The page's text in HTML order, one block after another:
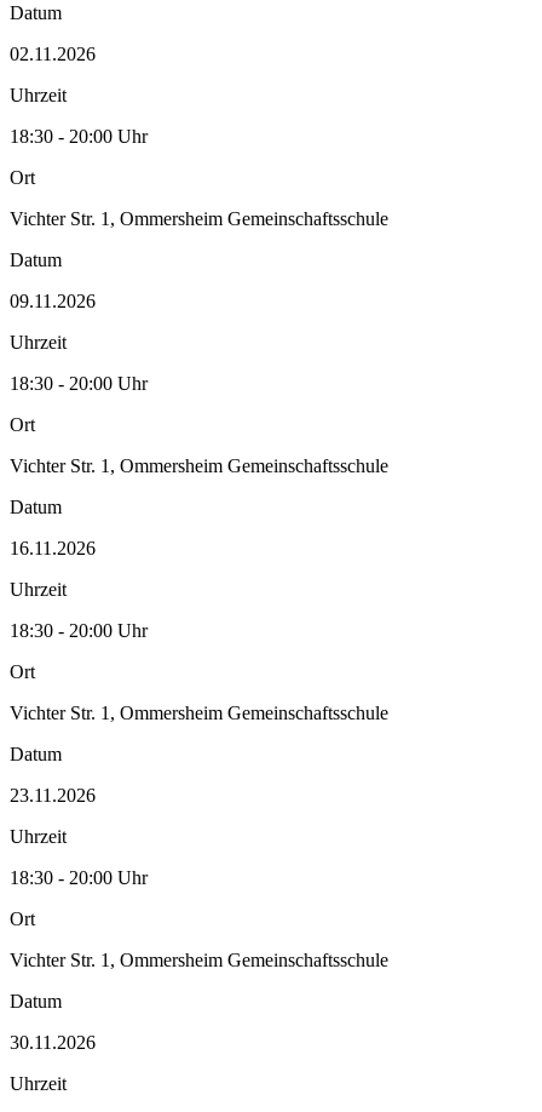
Datum
02.11.2026
Uhrzeit
18:30 - 20:00 Uhr
Ort
Vichter Str. 1, Ommersheim Gemeinschaftsschule
Datum
09.11.2026
Uhrzeit
18:30 - 20:00 Uhr
Ort
Vichter Str. 1, Ommersheim Gemeinschaftsschule
Datum
16.11.2026
Uhrzeit
18:30 - 20:00 Uhr
Ort
Vichter Str. 1, Ommersheim Gemeinschaftsschule
Datum
23.11.2026
Uhrzeit
18:30 - 20:00 Uhr
Ort
Vichter Str. 1, Ommersheim Gemeinschaftsschule
Datum
30.11.2026
Uhrzeit